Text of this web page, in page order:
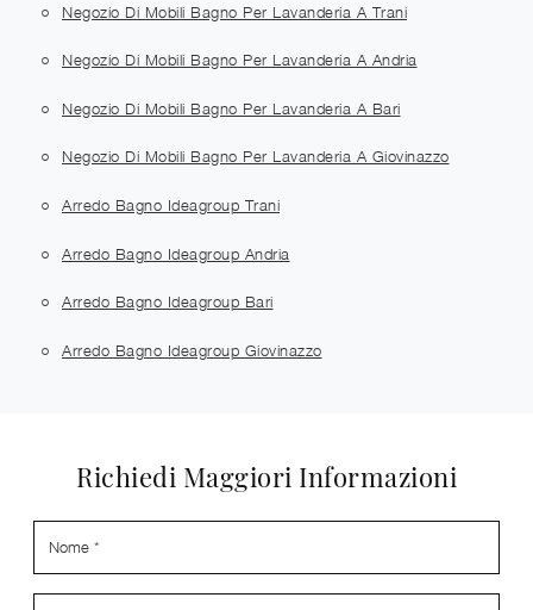
Negozio Di Mobili Bagno Per Lavanderia A Trani
Negozio Di Mobili Bagno Per Lavanderia A Andria
Negozio Di Mobili Bagno Per Lavanderia A Bari
Negozio Di Mobili Bagno Per Lavanderia A Giovinazzo
Arredo Bagno Ideagroup Trani
Arredo Bagno Ideagroup Andria
Arredo Bagno Ideagroup Bari
Arredo Bagno Ideagroup Giovinazzo
Richiedi Maggiori Informazioni